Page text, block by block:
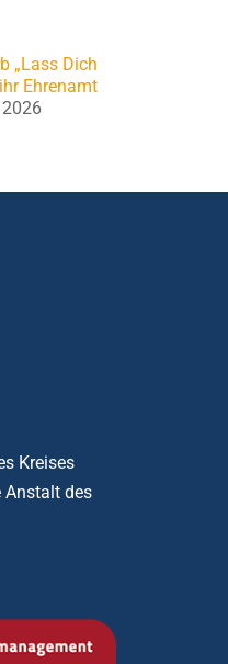
„Lass Dich
Ehrenamt
Kreises
Anstalt des